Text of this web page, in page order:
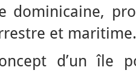
dominicaine,
et maritime.
d’un île